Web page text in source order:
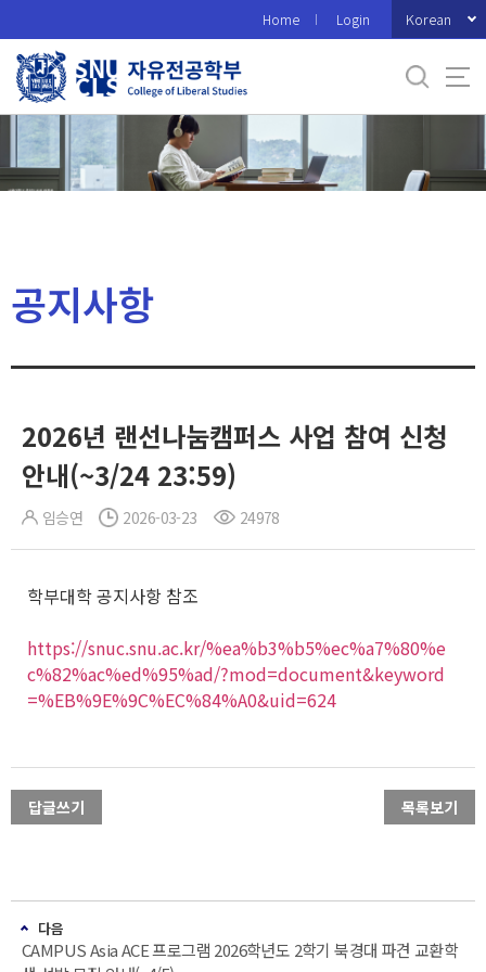
로
메
Home Login Korean
공지사항
2026년 랜선나눔캠퍼스 사업 참여 신청
안내(~3/24 23:59)
임승연 2026-03-23 24978
학부대학 공지사항 참조
https://snuc.snu.ac.kr/%ea%b3%b5%ec%a7%80%e
c%82%ac%ed%95%ad/?mod=document&keyword
=%EB%9E%9C%EC%84%A0&uid=624
답글쓰기 목록보기
다음
CAMPUS Asia ACE 프로그램 2026학년도 2학기 북경대 파견 교환학